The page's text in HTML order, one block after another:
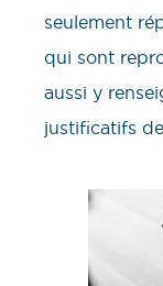
seulement
qui sont
aussi y
justificatifs